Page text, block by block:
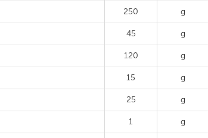
250 g
45 g
120 g
15 g
25 g
1 g